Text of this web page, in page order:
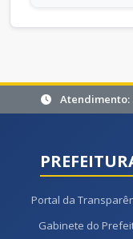
Atendimento:
Portal da
Gabinete do